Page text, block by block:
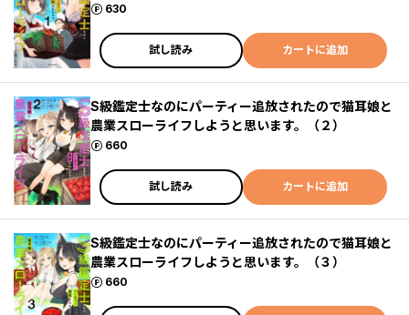
630
ポイント
試し読み カートに追加
S級鑑定士なのにパーティー追放されたので猫耳娘と
農業スローライフしようと思います。（２）
660
ポイント
試し読み カートに追加
S級鑑定士なのにパーティー追放されたので猫耳娘と
農業スローライフしようと思います。（３）
660
ポイント